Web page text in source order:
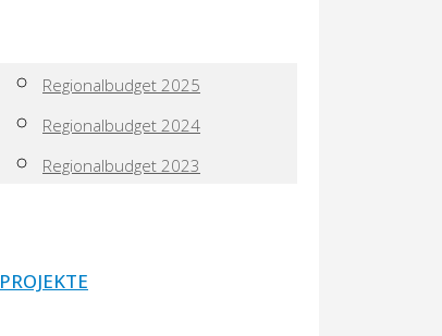
Regionalbudget 2025
Regionalbudget 2024
Regionalbudget 2023
PROJEKTE